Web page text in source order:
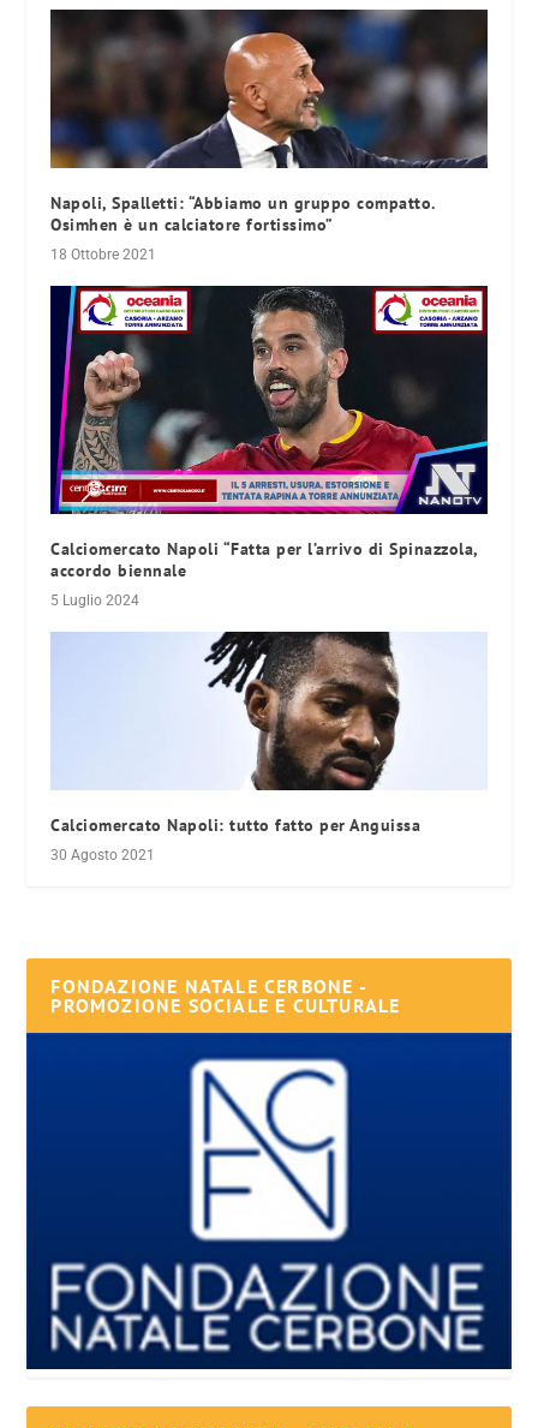
Napoli, Spalletti: “Abbiamo un gruppo compatto.
Osimhen è un calciatore fortissimo”
18 Ottobre 2021
Calciomercato Napoli “Fatta per l’arrivo di Spinazzola,
accordo biennale
5 Luglio 2024
Calciomercato Napoli: tutto fatto per Anguissa
30 Agosto 2021
FONDAZIONE NATALE CERBONE -
PROMOZIONE SOCIALE E CULTURALE